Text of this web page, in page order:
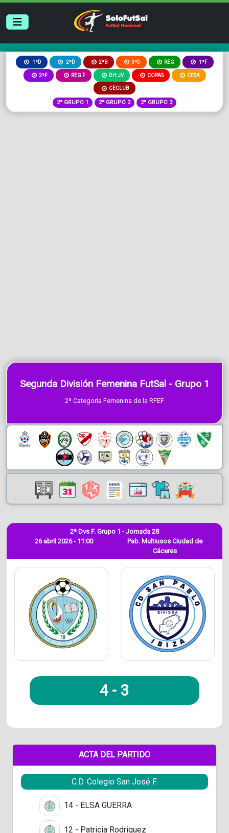
1ªD 2ªD 2ªB 3ªD REG 1ªF
2ªF REG F DH JV COPAS CESA
CECLUB
2ª GRUPO 1 2ª GRUPO 2 2ª GRUPO 3
Segunda División Femenina FutSal - Grupo 1
2ª Categoría Femenina de la RFEF
26 abril 2026 - 11:00
2ª Dvs F. Grupo 1 - Jornada 28
Pab. Multiusos Ciudad de
Cáceres
4 - 3
ACTA DEL PARTIDO
C.D. Colegio San José F.
14 - ELSA GUERRA
12 - Patricia Rodriguez